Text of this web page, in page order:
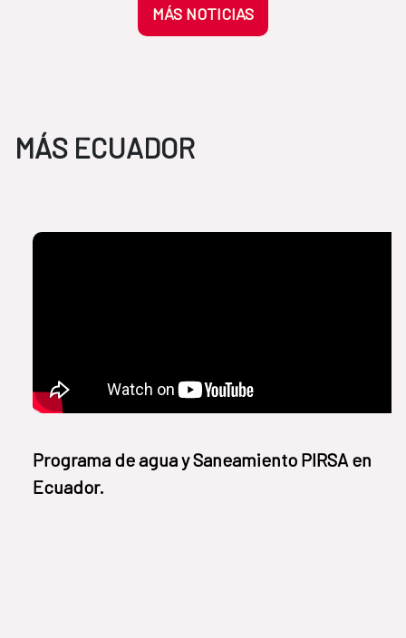
MÁS NOTICIAS
MÁS ECUADOR
Programa de agua y Saneamiento PIRSA en
Ecuador.